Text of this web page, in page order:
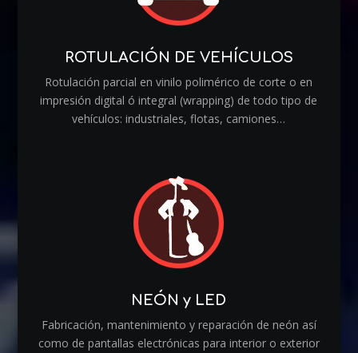
ROTULACIÓN DE VEHÍCULOS
Rotulación parcial en vinilo polimérico de corte o en
impresión digital ó integral (wrapping) de todo tipo de
vehículos: industriales, flotas, camiones…
NEÓN y LED
Fabricación, mantenimiento y reparación de neón así
como de pantallas electrónicas para interior o exterior